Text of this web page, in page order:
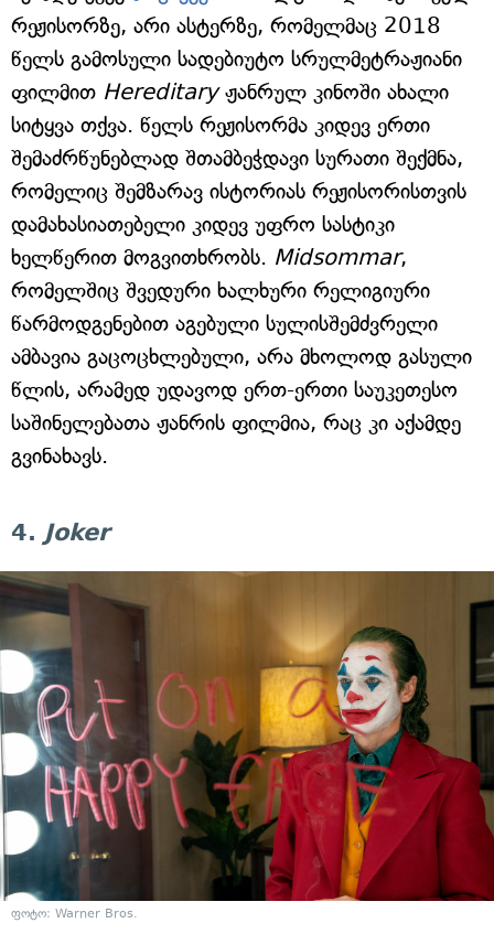
რეჟისორზე, არი ასტერზე, რომელმაც 2018
წელს გამოსული სადებიუტო სრულმეტრაჟიანი
ფილმით Hereditaryჟანრულ კინოში ახალი
სიტყვა თქვა. წელს რეჟისორმა კიდევ ერთი
შემაძრწუნებლად შთამბეჭდავი სურათი შექმნა,
რომელიც შემზარავ ისტორიას რეჟისორისთვის
დამახასიათებელი კიდევ უფრო სასტიკი
ხელწერით მოგვითხრობს. Midsommar,
რომელშიც შვედური ხალხური რელიგიური
წარმოდგენებით აგებული სულისშემძვრელი
ამბავია გაცოცხლებული, არა მხოლოდ გასული
წლის, არამედ უდავოდ ერთ-ერთი საუკეთესო
საშინელებათა ჟანრის ფილმია, რაც კი აქამდე
გვინახავს.
4. Joker
ფოტო: Warner Bros.